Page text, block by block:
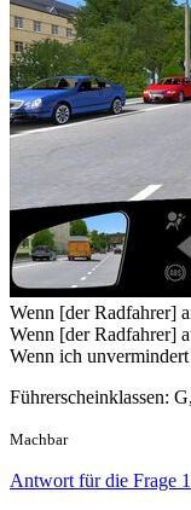
Wenn [der Radfahrer]
Wenn [der Radfahrer]
Wenn ich
Führerscheinklassen:
Machbar
Antwort für die Frage